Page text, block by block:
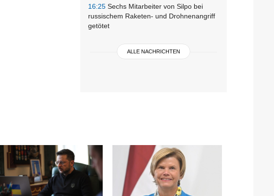
16:25 Sechs Mitarbeiter von Silpo bei
russischem Raketen- und Drohnenangriff
getötet
ALLE NACHRICHTEN